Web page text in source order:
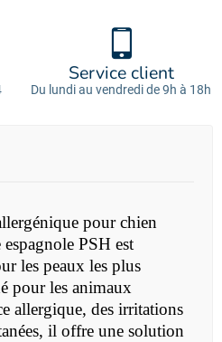
Service client
Du lundi au vendredi de 9h à 18h
pour chien
PSH est
les peaux les plus
pour les animaux
allergique, des irritations
il offre une solution